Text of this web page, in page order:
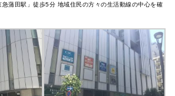
蒲田駅」徒歩5分 地域住民の方々の生活動線の中心を確